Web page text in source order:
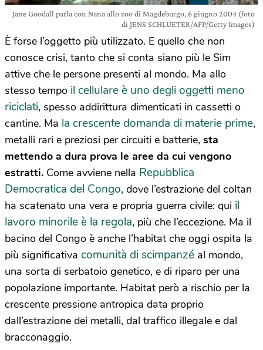
Jane Goodall parla con Nana allo zoo di Magdeburgo, 6 giugno 2004 (foto
di JENS SCHLUETER/AFP/Getty Images)
È forse l’oggetto più utilizzato. E quello che non
conosce crisi, tanto che si conta siano più le Sim
attive che le persone presenti al mondo. Ma allo
stesso tempo il cellulare è uno degli oggetti meno
riciclati, spesso addirittura dimenticati in cassetti o
cantine. Ma la crescente domanda di materie prime,
metalli rari e preziosi per circuiti e batterie, sta
mettendo a dura prova le aree da cui vengono
estratti. Come avviene nella Repubblica
Democratica del Congo, dove l’estrazione del coltan
ha scatenato una vera e propria guerra civile: qui il
lavoro minorile è la regola, più che l’eccezione. Ma il
bacino del Congo è anche l’habitat che oggi ospita la
più significativa comunità di scimpanzé al mondo,
una sorta di serbatoio genetico, e di riparo per una
popolazione importante. Habitat però a rischio per la
crescente pressione antropica data proprio
dall’estrazione dei metalli, dal traffico illegale e dal
bracconaggio.